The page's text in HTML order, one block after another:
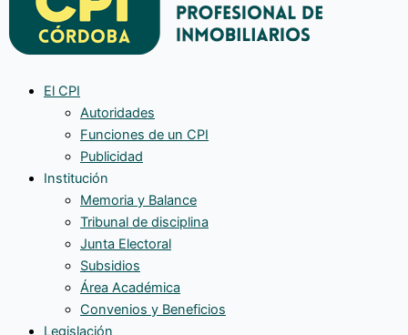
El CPI
Autoridades
Funciones de un CPI
Publicidad
Institución
Memoria y Balance
Tribunal de disciplina
Junta Electoral
Subsidios
Área Académica
Convenios y Beneficios
Legislación